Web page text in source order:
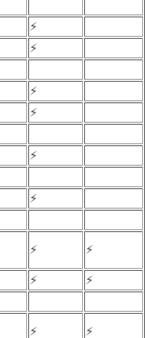
⚡
⚡
⚡
⚡
⚡
⚡
⚡
⚡
⚡
⚡
⚡ ⚡